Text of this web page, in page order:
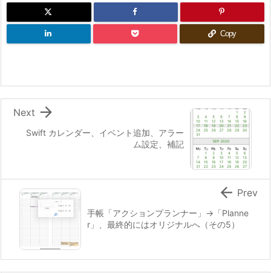
Copy
Swift カレンダー、イベント追加、アラー
ム設定、補記

Next
手帳「アクションプランナー」→「Planne
r」、最終的にはオリジナルへ（その5）
 Prev